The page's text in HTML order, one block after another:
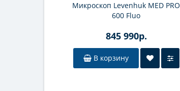
Микроскоп Levenhuk MED PRO
600 Fluo
845 990р.
В корзину